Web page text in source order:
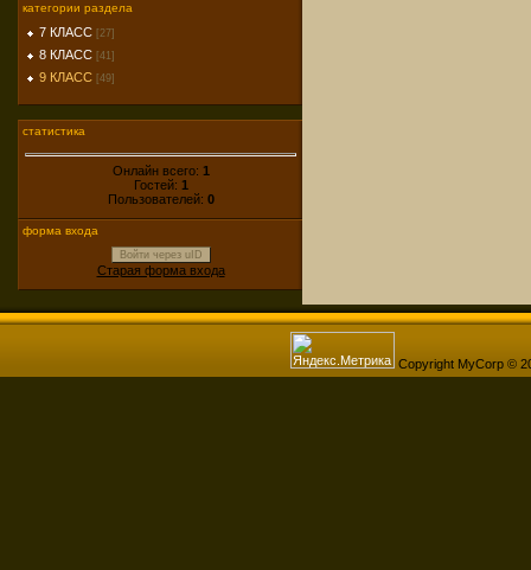
категории раздела
7 КЛАСС [27]
8 КЛАСС [41]
9 КЛАСС [49]
статистика
Онлайн всего: 1
Гостей: 1
Пользователей: 0
форма входа
Войти через uID
Старая форма входа
Copyright MyCorp ©